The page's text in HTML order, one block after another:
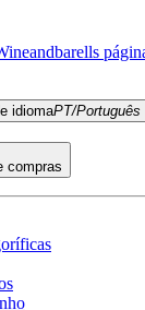
idiomaPT/Português
compras